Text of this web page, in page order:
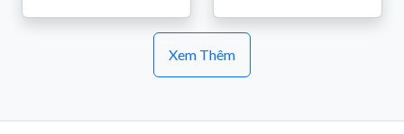
Xem Thêm